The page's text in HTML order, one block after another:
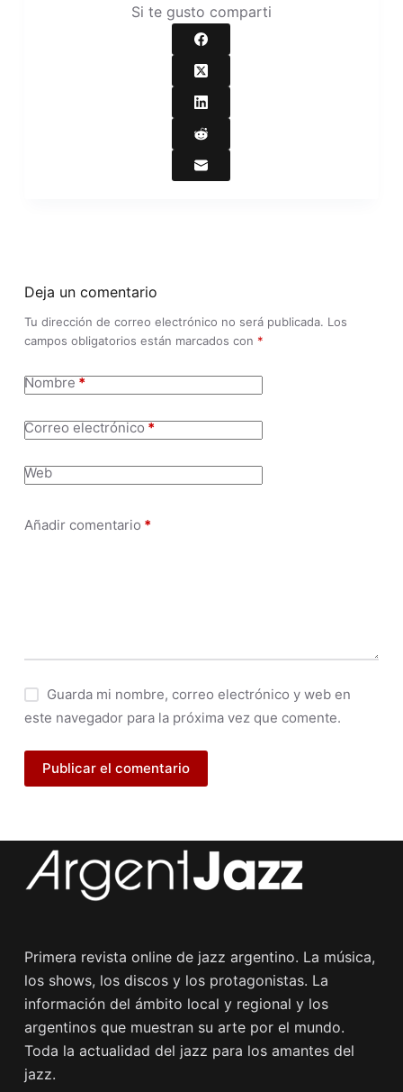
Si te gusto comparti
Deja un comentario
Tu dirección de correo electrónico no será publicada. Los
campos obligatorios están marcados con *
Nombre*
Correo electrónico*
Web
Añadir comentario *
Guarda mi nombre, correo electrónico y web en
este navegador para la próxima vez que comente.
Publicar el comentario
Primera revista online de jazz argentino. La música,
los shows, los discos y los protagonistas. La
información del ámbito local y regional y los
argentinos que muestran su arte por el mundo.
Toda la actualidad del jazz para los amantes del
jazz.